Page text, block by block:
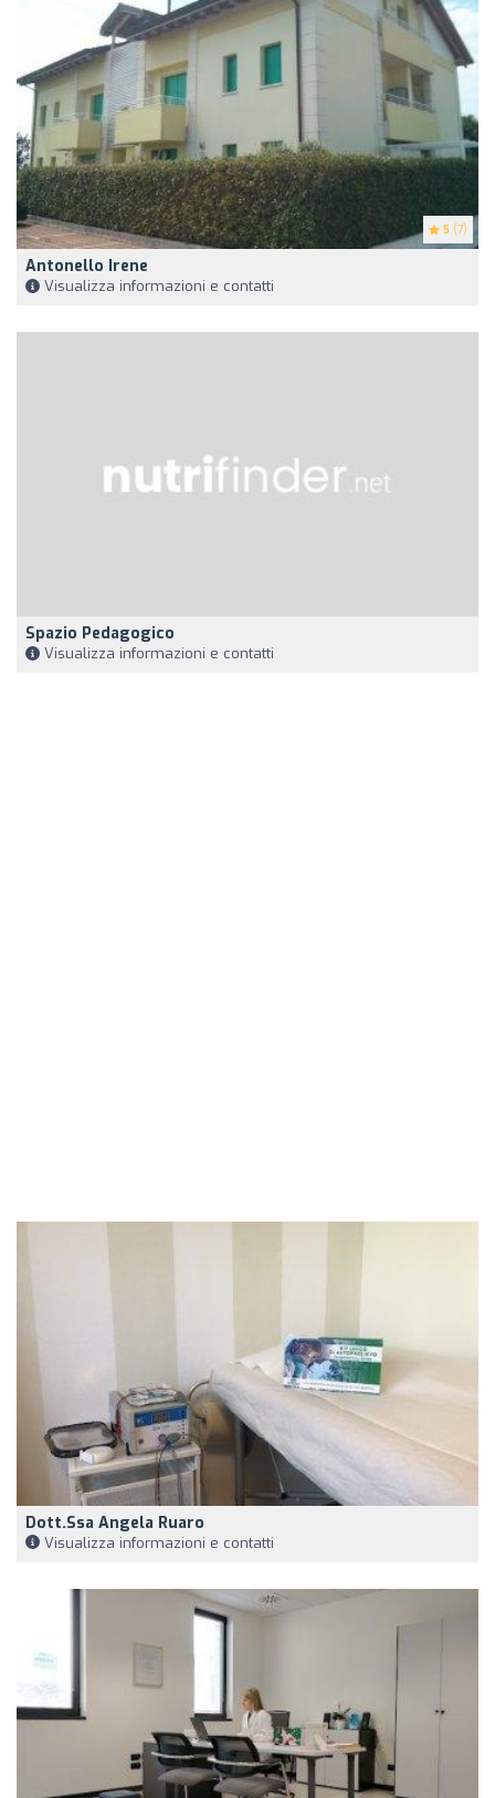
5 (7)
Antonello Irene
Visualizza informazioni e contatti
Spazio Pedagogico
Visualizza informazioni e contatti
Dott.ssa Angela Ruaro
Visualizza informazioni e contatti